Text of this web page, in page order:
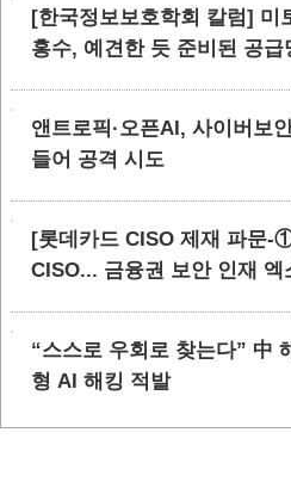
[한국정보보호학회 칼럼] 미
홍수, 예견한 듯 준비된 공급
앤트로픽·오픈AI, 사이버보
들어 공격 시도
[롯데카드 CISO 제재 파문-
CISO... 금융권 보안 인재
“스스로 우회로 찾는다” 中
형 AI 해킹 적발